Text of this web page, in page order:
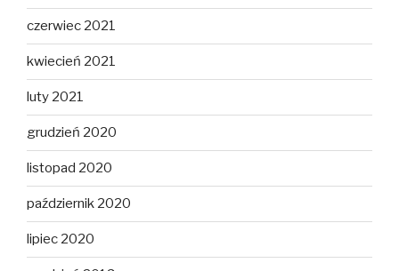
czerwiec 2021
kwiecień 2021
luty 2021
grudzień 2020
listopad 2020
październik 2020
lipiec 2020